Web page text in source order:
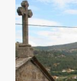
Costa da